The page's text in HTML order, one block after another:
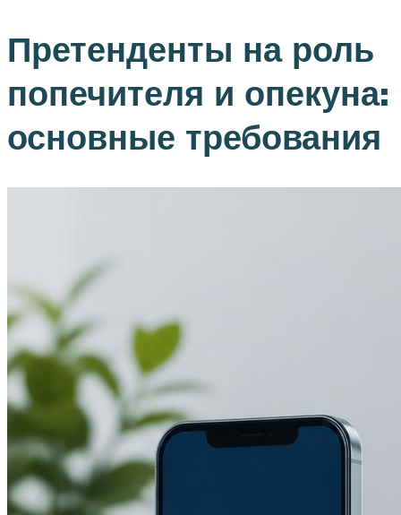
Претенденты на роль
попечителя и опекуна:
основные требования